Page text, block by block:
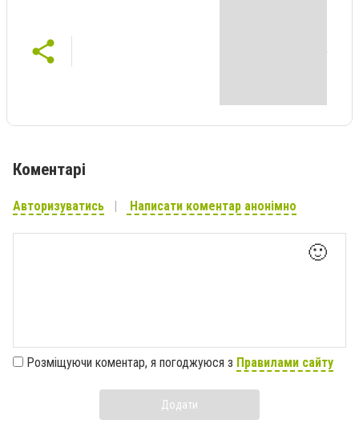
Коментарі
Авторизуватись Написати коментар анонімно
🙂
Розміщуючи коментар, я погоджуюся з Правилами сайту
Додати